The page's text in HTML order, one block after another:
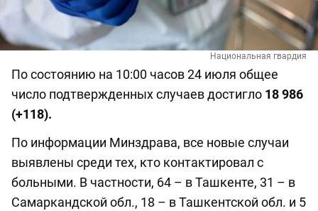
Национальная гвардия
По состоянию на 10:00 часов 24 июля общее
число подтвержденных случаев достигло 18 986
(+118).
По информации Минздрава, все новые случаи
выявлены среди тех, кто контактировал с
больными. В частности, 64 – в Ташкенте, 31 – в
Самаркандской обл., 18 – в Ташкентской обл. и 5